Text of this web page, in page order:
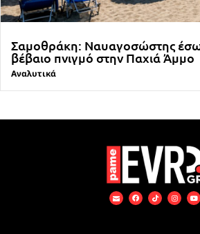
Σαμοθράκη: Ναυαγοσώστης
βέβαιο πνιγμό στην Παχιά Άμμο
Αναλυτικά